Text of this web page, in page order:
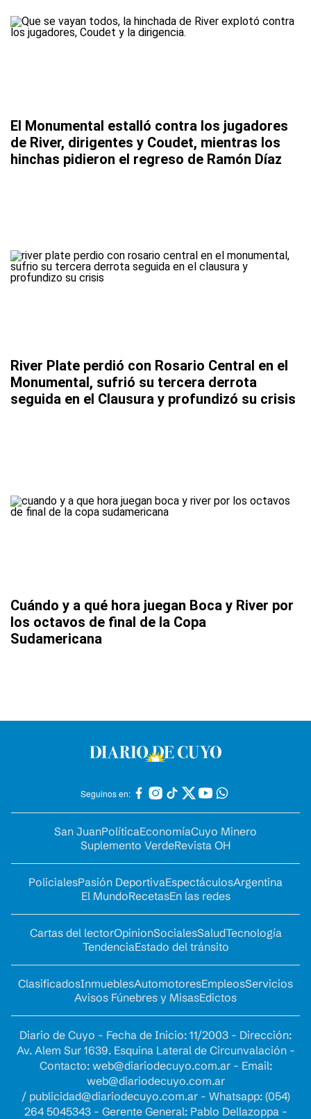
El Monumental estalló contra los jugadores
de River, dirigentes y Coudet, mientras los
hinchas pidieron el regreso de Ramón Díaz
River Plate perdió con Rosario Central en el
Monumental, sufrió su tercera derrota
seguida en el Clausura y profundizó su crisis
Cuándo y a qué hora juegan Boca y River por
los octavos de final de la Copa
Sudamericana
Seguinos en:
San JuanPolíticaEconomíaCuyo Minero
Suplemento VerdeRevista OH
PolicialesPasión DeportivaEspectáculosArgentina
El MundoRecetasEn las redes
Cartas del lectorOpinionSocialesSaludTecnología
TendenciaEstado del tránsito
ClasificadosInmueblesAutomotoresEmpleosServicios
Avisos Fúnebres y MisasEdictos
Diario de Cuyo - Fecha de Inicio: 11/2003 - Dirección:
Av. Alem Sur 1639. Esquina Lateral de Circunvalación -
Contacto: web@diariodecuyo.com.ar- Email:
web@diariodecuyo.com.ar
/ publicidad@diariodecuyo.com.ar- Whatsapp: (054)
264 5045343 - Gerente General: Pablo Dellazoppa -